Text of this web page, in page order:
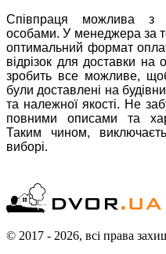
Співпраця можлива з
особами. У менеджера за
оптимальний формат
відрізок для доставки на
зробить все можливе, щоб
були доставлені на
та належної якості. Не
повними описами та
Таким чином,
виборі.
© 2017 - 2026, всі права